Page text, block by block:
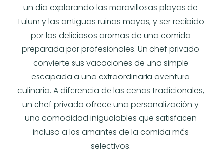
un día explorando las maravillosas playas de
Tulum y las antiguas ruinas mayas, y ser recibido
por los deliciosos aromas de una comida
preparada por profesionales. Un chef privado
convierte sus vacaciones de una simple
escapada a una extraordinaria aventura
culinaria. A diferencia de las cenas tradicionales,
un chef privado ofrece una personalización y
una comodidad inigualables que satisfacen
incluso a los amantes de la comida más
selectivos.